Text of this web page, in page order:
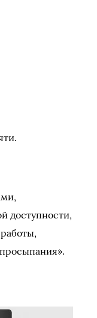
доступности,